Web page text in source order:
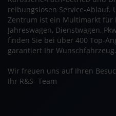
reibungslosen Service-Ablauf.
Zentrum ist ein Multimarkt für
Jahreswagen, Dienstwagen,
finden Sie bei über 400 Top-
garantiert Ihr Wunschfahrzeug.
Wir freuen uns auf Ihren
Ihr R&S- Team